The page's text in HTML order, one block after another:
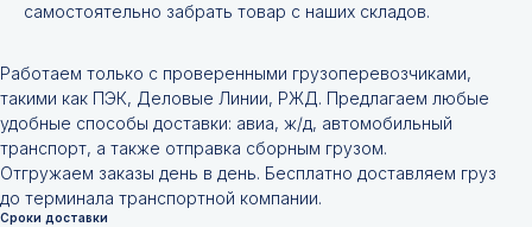
самостоятельно забрать товар с наших складов.
Работаем только с проверенными грузоперевозчиками,
такими как ПЭК, Деловые Линии, РЖД. Предлагаем любые
удобные способы доставки: авиа, ж/д, автомобильный
транспорт, а также отправка сборным грузом.
Отгружаем заказы день в день. Бесплатно доставляем груз
до терминала транспортной компании.
Сроки доставки